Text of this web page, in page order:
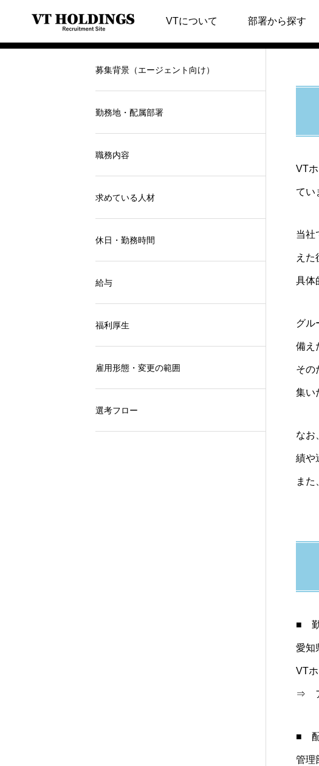
VTについて 部署から探す
【キャリア】CFO候補
VT
てい
当社
えた
具体
グル
備え
その
集い
なお
績や
また
■
愛知
VT
⇒ ア
■
管理
募集背景（エージェント向け）
勤務地・配属部署
職務内容
求めている人材
休日・勤務時間
給与
福利厚生
雇用形態・変更の範囲
選考フロー